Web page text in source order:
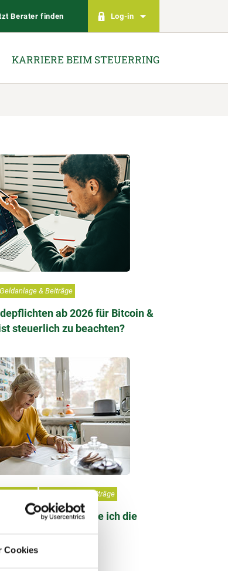
Cookies
Berater finden Log-in
KARRIERE BEIM STEUERRING
Geldanlage & Beiträge
ab 2026 für Bitcoin &
steuerlich zu beachten?
Geldanlage & Beiträge
Wie spare ich die